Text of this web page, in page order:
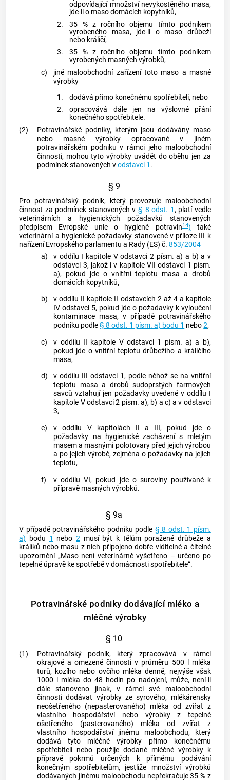
odpovídající množství nevykostěného masa,
jde-li o maso domácích kopytníků,
2.
35 % z ročního objemu tímto podnikem
vyrobeného masa, jde-li o maso drůbeží
nebo králičí,
3.
35 % z ročního objemu tímto podnikem
vyrobených masných výrobků,
c)
jiné maloobchodní zařízení toto maso a masné
výrobky
1.
dodává přímo konečnémuspotřebiteli, nebo
2.
opracovává dále jen na výslovné přání
konečnéhospotřebitele.
(2)
Potravinářské podniky, kterým jsou dodávány maso
nebo masné výrobky opracované v jiném
potravinářském podniku v rámci jeho maloobchodní
činnosti, mohou tyto výrobky uvádět do oběhu jen za
podmínek stanovených vodstavci 1 .
§ 9
Pro potravinářský podnik, který provozuje maloobchodní
činnost za podmínek stanovených v § 8 odst. 1, platí vedle
veterinárních a hygienických požadavků stanovených
předpisem Evropské unie o hygieně potravin14) také
veterinární a hygienické požadavky stanovené v příloze III k
nařízení Evropského parlamentu a Rady (ES) č.853/2004
a)
v oddílu I kapitole V odstavci 2 písm. a) a b) a v
odstavci 3, jakož i v kapitole VII odstavci 1 písm.
a), pokud jde o vnitřní teplotu masa a drobů
domácích kopytníků,
b)
v oddílu II kapitole II odstavcích 2 až 4 a kapitole
IV odstavci 5, pokud jde o požadavky k vyloučení
kontaminace masa, v případě potravinářského
podniku podle§ 8 odst. 1 písm. a) bodu 1 nebo2,
c)
v oddílu II kapitole V odstavci 1 písm. a) a b),
pokud jde o vnitřní teplotu drůbežího a králičího
masa,
d)
v oddílu III odstavci 1, podle něhož se na vnitřní
teplotu masa a drobů sudoprstých farmových
savců vztahují jen požadavky uvedené v oddílu I
kapitole V odstavci 2 písm. a), b) a c) a v odstavci
3,
e)
v oddílu V kapitolách II a III, pokud jde o
požadavky na hygienické zacházení s mletým
masem a masnými polotovary před jejich výrobou
a po jejich výrobě, zejména o požadavky na jejich
teplotu,
f)
v oddílu VI, pokud jde o suroviny používané k
přípravě masných výrobků.
§ 9a
V případě potravinářského podniku podle § 8 odst. 1 písm.
a) bodu 1 nebo 2musí být k tělům poražené drůbeže a
králíků nebo masu z nich připojeno dobře viditelné a čitelné
upozornění „Maso není veterinárně vyšetřeno – určeno po
tepelné úpravě ke spotřebě v domácnosti spotřebitele“.
Potravinářské podniky dodávající mléko a
mléčné výrobky
§ 10
(1)
Potravinářský podnik, který zpracovává v rámci
okrajové a omezené činnosti v průměru 500 l mléka
turů, kozího nebo ovčího mléka denně, nejvýše však
1000 l mléka do 48 hodin po nadojení, může, není-li
dále stanoveno jinak, v rámci své maloobchodní
činnosti dodávat výrobky ze syrového, mlékárensky
neošetřeného (nepasterovaného) mléka od zvířat z
vlastního hospodářství nebo výrobky z tepelně
ošetřeného (pasterovaného) mléka od zvířat z
vlastního hospodářství jinému maloobchodu, který
dodává tyto mléčné výrobky přímo konečnému
spotřebiteli nebo použije dodané mléčné výrobky k
přípravě pokrmů určených k přímému podávání
konečným spotřebitelům, jestliže množství výrobků
dodávaných jinému maloobchodu nepřekračuje 35 % z